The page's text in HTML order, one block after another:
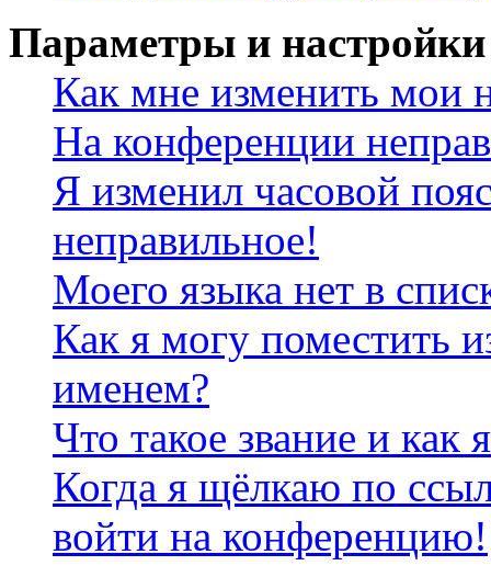
Параметры и настройки
Как мне изменить мои
На конференции
Я изменил часовой
неправильное!
Моего языка нет в
Как я могу поместить
именем?
Что такое звание и как
Когда я щёлкаю по
войти на конференцию!